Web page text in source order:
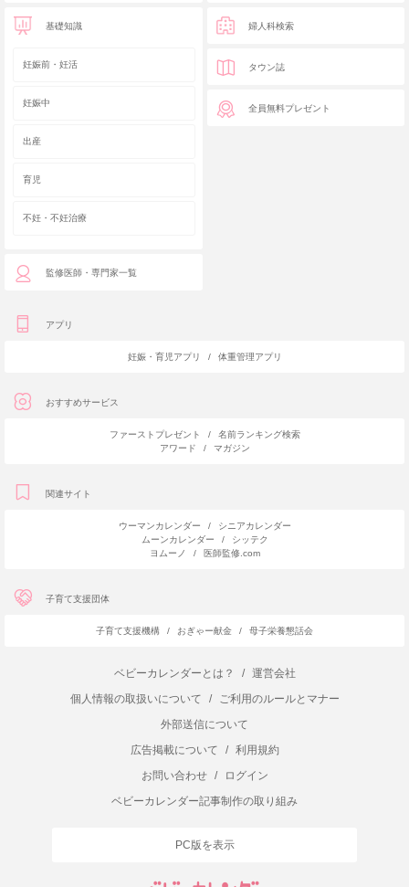
基礎知識
妊娠前・妊活
妊娠中
出産
育児
不妊・不妊治療
監修医師・専門家一覧
婦人科検索
タウン誌
全員無料プレゼント
アプリ
妊娠・育児アプリ / 体重管理アプリ
おすすめサービス
ファーストプレゼント /
名前ランキング検索
アワード
/ マガジン
関連サイト
ウーマンカレンダー /
シニアカレンダー
ムーンカレンダー
/
シッテク
ヨムーノ
/ 医師監修.com
子育て支援団体
子育て支援機構 / おぎゃー献金 / 母子栄養懇話会
ベビーカレンダーとは？ /
運営会社
個人情報の取扱いについて
/
ご利用のルールとマナー
外部送信について
広告掲載について
/
利用規約
お問い合わせ
/
ログイン
ベビーカレンダー記事制作の取り組み
PC版を表示